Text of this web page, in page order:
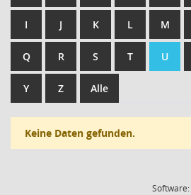
I J K L M
Q R S T U
Y Z Alle
Keine Daten gefunden.
Software: